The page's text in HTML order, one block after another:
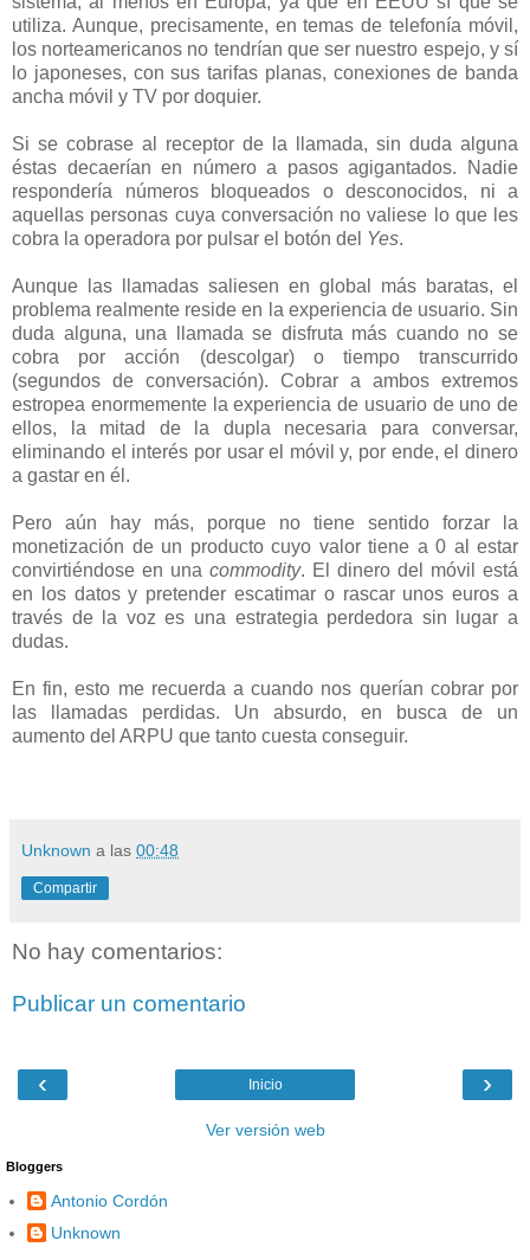
utiliza. Aunque, precisamente, en temas de telefonía móvil,
los norteamericanos no tendrían que ser nuestro espejo, y sí
lo japoneses, con sus tarifas planas, conexiones de banda
ancha móvil y TV por doquier.
Si se cobrase al receptor de la llamada, sin duda alguna
éstas decaerían en número a pasos agigantados. Nadie
respondería números bloqueados o desconocidos, ni a
aquellas personas cuya conversación no valiese lo que les
cobra la operadora por pulsar el botón del Yes.
Aunque las llamadas saliesen en global más baratas, el
problema realmente reside en la experiencia de usuario. Sin
duda alguna, una llamada se disfruta más cuando no se
cobra por acción (descolgar) o tiempo transcurrido
(segundos de conversación). Cobrar a ambos extremos
estropea enormemente la experiencia de usuario de uno de
ellos, la mitad de la dupla necesaria para conversar,
eliminando el interés por usar el móvil y, por ende, el dinero
a gastar en él.
Pero aún hay más, porque no tiene sentido forzar la
monetización de un producto cuyo valor tiene a 0 al estar
convirtiéndose en una commodity. El dinero del móvil está
en los datos y pretender escatimar o rascar unos euros a
través de la voz es una estrategia perdedora sin lugar a
dudas.
En fin, esto me recuerda a cuando nos querían cobrar por
las llamadas perdidas. Un absurdo, en busca de un
aumento del ARPU que tanto cuesta conseguir.
Unknown a las 00:48
Compartir
No hay comentarios:
Publicar un comentario
‹ ›
Inicio
Ver versión web
Bloggers
Antonio Cordón
Unknown